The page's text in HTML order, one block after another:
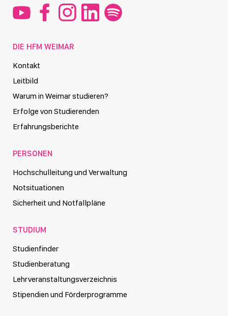
DIE HFM WEIMAR
Kontakt
Leitbild
Warum in Weimar studieren?
Erfolge von Studierenden
Erfahrungsberichte
PERSONEN
Hochschulleitung und Verwaltung
Notsituationen
Sicherheit und Notfallpläne
STUDIUM
Studienfinder
Studienberatung
Lehrveranstaltungsverzeichnis
Stipendien und Förderprogramme